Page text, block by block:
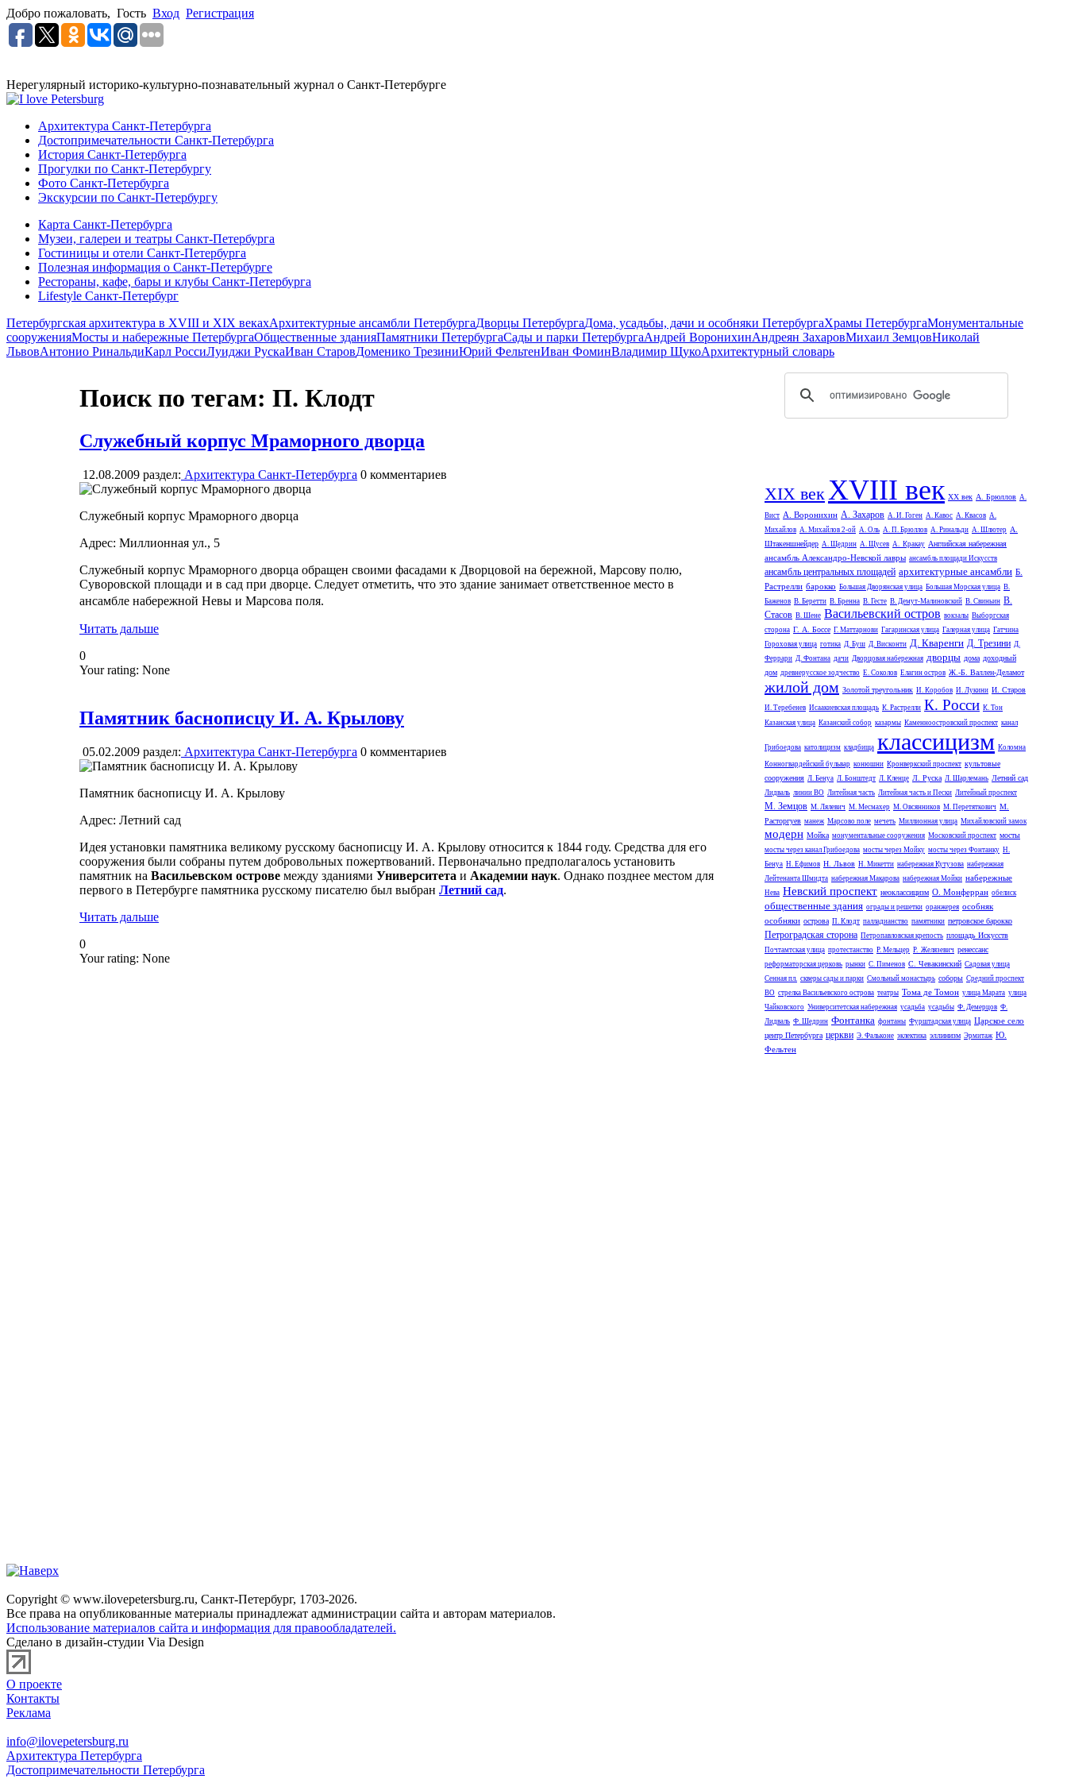
Добро пожаловать, Гость Вход Регистрация
Нерегулярный историко-культурно-познавательный журнал о Санкт-Петербурге
Архитектура Санкт-Петербурга
Достопримечательности Санкт-Петербурга
История Санкт-Петербурга
Прогулки по Санкт-Петербургу
Фото Санкт-Петербурга
Экскурсии по Санкт-Петербургу
Карта Санкт-Петербурга
Музеи, галереи и театры Санкт-Петербурга
Гостиницы и отели Санкт-Петербурга
Полезная информация о Санкт-Петербурге
Рестораны, кафе, бары и клубы Санкт-Петербурга
Lifestyle Санкт-Петербург
Петербургская архитектура в XVIII и XIX векахАрхитектурные ансамбли ПетербургаДворцы ПетербургаДома, усадьбы, дачи и особняки ПетербургаХрамы ПетербургаМонументальные
сооруженияМосты и набережные ПетербургаОбщественные зданияПамятники ПетербургаСады и парки ПетербургаАндрей ВоронихинАндреян ЗахаровМихаил ЗемцовНиколай
ЛьвовАнтонио РинальдиКарл РоссиЛуиджи РускаИван СтаровДоменико ТрезиниЮрий ФельтенИван ФоминВладимир ЩукоАрхитектурный словарь
Поиск по тегам: П. Клодт
Служебный корпус Мраморного дворца
12.08.2009 раздел: Архитектура Санкт-Петербурга 0 комментариев
Служебный корпус Мраморного дворца
Адрес: Миллионная ул., 5
Служебный корпус Мраморного дворца обращен своими фасадами к Дворцовой на бережной, Марсову полю,
Суворовской площади и в сад при дворце. Следует отметить, что это здание занимает ответственное место в
ансамбле набережной Невы и Марсова поля.
Читать дальше
0
Your rating: None
Памятник баснописцу И. А. Крылову
05.02.2009 раздел: Архитектура Санкт-Петербурга 0 комментариев
Памятник баснописцу И. А. Крылову
Адрес: Летний сад
Идея установки памятника великому русскому баснописцу И. А. Крылову относится к 1844 году. Средства для его
сооружения были собраны путем добровольных пожертвований. Первоначально предполагалось установить
памятник на Васильевском острове между зданиями Университета и Академии наук. Однако позднее местом для
первого в Петербурге памятника русскому писателю был выбран Летний сад.
Читать дальше
0
Your rating: None
XIX векXVIII век XX век А. Брюллов А.
Вист А. Воронихин А. Захаров А. И. Гоген А. Кавос А. Квасов А.
Михайлов А. Михайлов 2-ой А. Оль А. П. Брюллов А. Ринальди А. Шлютер А.
Штакеншнейдер А. Щедрин А. Щусев А. Кракау Английская набережная
ансамбль Александро-Невской лавры ансамбль площади Искусств
ансамбль центральных площадей архитектурные ансамбли Б.
Растрелли барокко Большая Дворянская улица Большая Морская улица В.
Баженов В. Беретти В. Бренна В. Гесте В. Демут-Малиновский В. Свиньин В.
Стасов В. Шене Васильевский остров вокзалы Выборгская
сторона Г. А. Боссе Г. Маттарнови Гагаринская улица Галерная улица Гатчина
Гороховая улица готика Д. Буш Д. Висконти Д. Кваренги Д. Трезини Д.
Феррари Д. Фонтана дачи Дворцовая набережная дворцы дома доходный
дом древнерусское зодчество Е. Соколов Елагин остров Ж.-Б. Валлен-Деламот
жилой дом Золотой треугольник И. Коробов И. Лукини И. Старов
И. Теребенев Исаакиевская площадь К. Растрелли К. Росси К. Тон
Казанская улица Казанский собор казармы Каменноостровский проспект канал
Грибоедова католицизм кладбища классицизм Коломна
Конногвардейский бульвар конюшни Кронверкский проспект культовые
сооружения Л. Бенуа Л. Бонштедт Л. Кленце Л. Руска Л. Шарлемань Летний сад
Лидваль линии ВО Литейная часть Литейная часть и Пески Литейный проспект
М. Земцов М. Лялевич М. Месмахер М. Овсянников М. Перетяткович М.
Расторгуев манеж Марсово поле мечеть Миллионная улица Михайловский замок
модерн Мойка монументальные сооружения Московский проспект мосты
мосты через канал Грибоедова мосты через Мойку мосты через Фонтанку Н.
Бенуа Н. Ефимов Н. Львов Н. Микетти набережная Кутузова набережная
Лейтенанта Шмидта набережная Макарова набережная Мойки набережные
Нева Невский проспект неоклассицизм О. Монферран обелиск
общественные здания ограды и решетки оранжерея особняк
особняки острова П. Клодт палладианство памятники петровское барокко
Петроградская сторона Петропавловская крепость площадь Искусств
Почтамтская улица протестанство Р. Мельцер Р. Желязевич ренессанс
реформаторская церковь рынки С. Пименов С. Чевакинский Садовая улица
Сенная пл. скверы сады и парки Смольный монастырь соборы Средний проспект
ВО стрелка Васильевского острова театры Тома де Томон улица Марата улица
Чайковского Университетская набережная усадьба усадьбы Ф. Демерцов Ф.
Лидваль Ф. Шедрин Фонтанка фонтаны Фурштадская улица Царское село
центр Петербурга церкви Э. Фальконе эклектика эллинизм Эрмитаж Ю.
Фельтен
Copyright © www.ilovepetersburg.ru, Санкт-Петербург, 1703-2026.
Все права на опубликованные материалы принадлежат администрации сайта и авторам материалов.
Использование материалов сайта и информация для правообладателей.
Сделано в дизайн-студии Via Design
О проекте
Контакты
Реклама
info@ilovepetersburg.ru
Архитектура Петербурга
Достопримечательности Петербурга